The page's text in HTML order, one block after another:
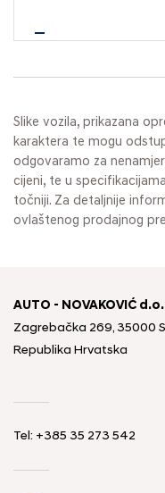
Slike vozila, prikazana
karaktera te mogu
odgovaramo za
cijeni, te u
točniji. Za detaljnije
ovlaštenog prodajnog
AUTO - NOVAKOVIĆ
Zagrebačka 269, 35000
Republika Hrvatska
Tel: +385 35 273 542